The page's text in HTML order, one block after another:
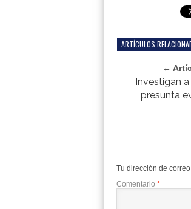
ARTÍCULOS
←
Investigan
presunta
Tu dirección de
Comentario *